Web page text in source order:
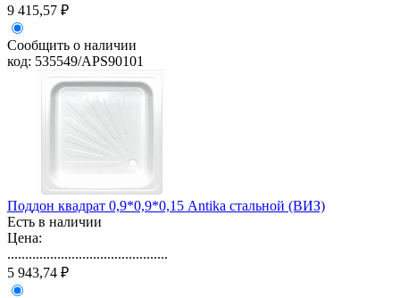
9 415,57 ₽
Сообщить о наличии
код: 535549/APS90101
Поддон квадрат 0,9*0,9*0,15 Antika стальной (ВИЗ)
Есть в наличии
Цена:
.............................................
5 943,74 ₽